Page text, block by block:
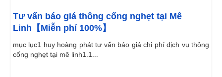
Tư vấn báo giá thông cống nghẹt tại Mê
Linh【Miễn phí 100%】
mục lục1 huy hoàng phát tư vấn báo giá chi phí dịch vụ thông
cống nghẹt tại mê linh1.1...